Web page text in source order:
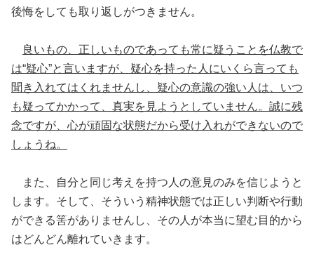
後悔をしても取り返しがつきません。
良いもの、正しいものであっても常に疑うことを仏教で
は“疑心”と言いますが、疑心を持った人にいくら言っても
聞き入れてはくれませんし、疑心の意識の強い人は、いつ
も疑ってかかって、真実を見ようとしていません。誠に残
念ですが、心が頑固な状態だから受け入れができないので
しょうね。
また、自分と同じ考えを持つ人の意見のみを信じようと
します。そして、そういう精神状態では正しい判断や行動
ができる筈がありませんし、その人が本当に望む目的から
はどんどん離れていきます。